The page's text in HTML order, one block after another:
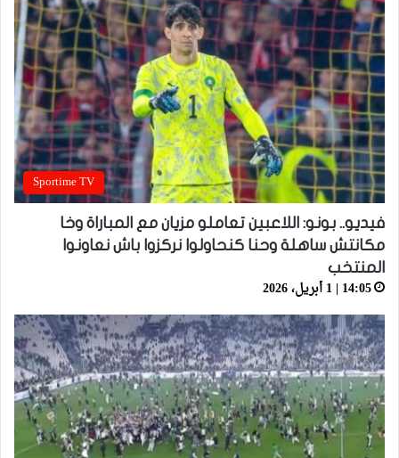
Sportime TV
فيديو.. بونو: اللاعبين تعاملو مزيان مع المباراة وخا
مكانتش ساهلة وحنا كنحاولوا نركزوا باش نعاونوا
المنتخب
14:05 | 1 أبريل، 2026